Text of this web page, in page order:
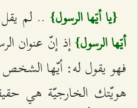
{يا أيّها الرسول} .. لم
أيّها الرسول}إذ إنّ عنوان
فهو يقول له: أيّها
هويّتك الخارجيّة هي